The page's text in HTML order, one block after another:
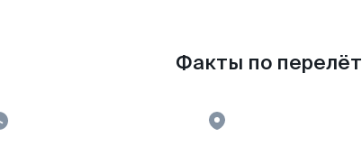
Факты по